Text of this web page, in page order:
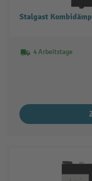
Stalgast
4 Arbeitstage